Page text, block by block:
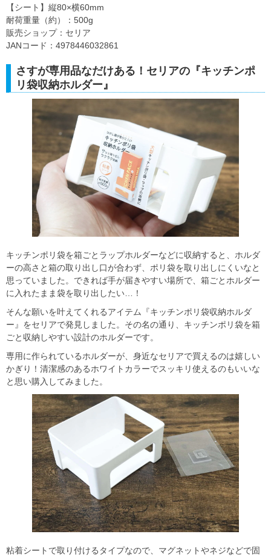
【シート】縦80×横60mm
耐荷重量（約）：500g
販売ショップ：セリア
JANコード：4978446032861
さすが専用品なだけある！セリアの『キッチンポ
リ袋収納ホルダー』
キッチンポリ袋を箱ごとラップホルダーなどに収納すると、ホルダ
ーの高さと箱の取り出し口が合わず、ポリ袋を取り出しにくいなと
思っていました。できれば手が届きやすい場所で、箱ごとホルダー
に入れたまま袋を取り出したい…！
そんな願いを叶えてくれるアイテム『キッチンポリ袋収納ホルダ
ー』をセリアで発見しました。その名の通り、キッチンポリ袋を箱
ごと収納しやすい設計のホルダーです。
専用に作られているホルダーが、身近なセリアで買えるのは嬉しい
かぎり！清潔感のあるホワイトカラーでスッキリ使えるのもいいな
と思い購入してみました。
粘着シートで取り付けるタイプなので、マグネットやネジなどで固